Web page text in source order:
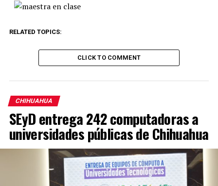
RELATED TOPICS:
CLICK TO COMMENT
CHIHUAHUA
SEyD entrega 242 computadoras a
universidades públicas de Chihuahua